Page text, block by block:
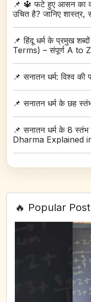
📌 🔱 फटे हुए आसन का
उचित है? जानिए शास्त्र,
📌हिंदू धर्म के प्रमुख
Terms) – संपूर्ण A to Z
📌सनातन धर्म: विश्व की
📌सनातन धर्म के छह
📌सनातन धर्म के 8
Dharma Explained
🔥 Popular